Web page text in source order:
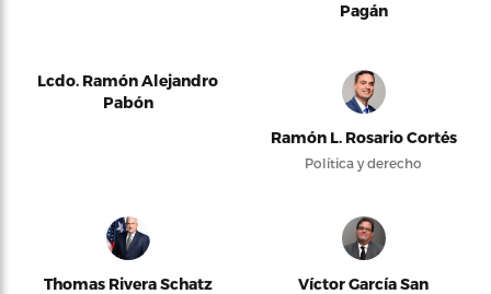
Pagán
Lcdo. Ramón Alejandro
Pabón
Ramón L. Rosario Cortés
Política y derecho
Thomas Rivera Schatz
Víctor García San